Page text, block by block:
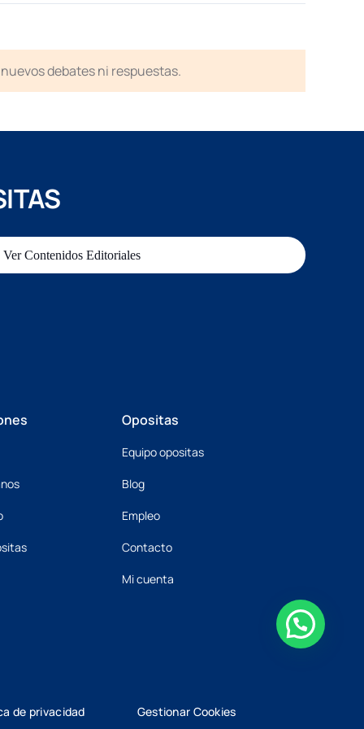
debates ni respuestas.
Ver Contenidos Editoriales
Opositas
Equipo opositas
Blog
Empleo
Contacto
Mi cuenta
de privacidad Gestionar Cookies